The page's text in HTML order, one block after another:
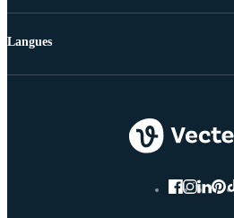
Langues